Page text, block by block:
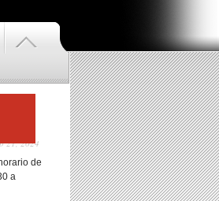
21, 2024
de
a